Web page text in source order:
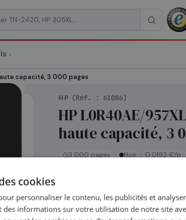
▾
capacité, 3 000 pages
HP (Réf. : 61086)
HP L0R40AE/
haute capacité, 3
3 000 pages Noir 0,0192 €/p.
Réapprovisionnement — délai
après votre commande
cookies
personnaliser le contenu, les publicités et
des informations sur votre utilisation de notre site